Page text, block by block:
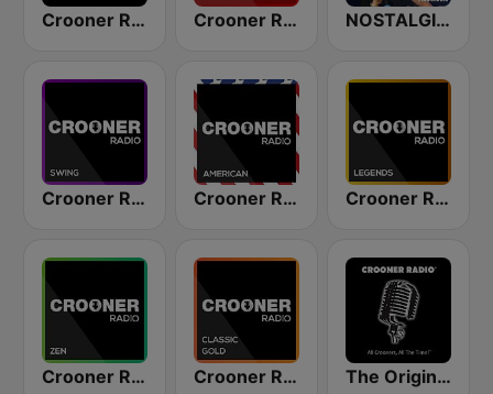
Crooner Radio Crooner Radio Christmas NOSTALGIE ITALIA
Crooner Radio Swing Crooner Radio American Crooner Radio Legends
Crooner Radio Zen Crooner Radio Classic Gold The Original Crooner Radio